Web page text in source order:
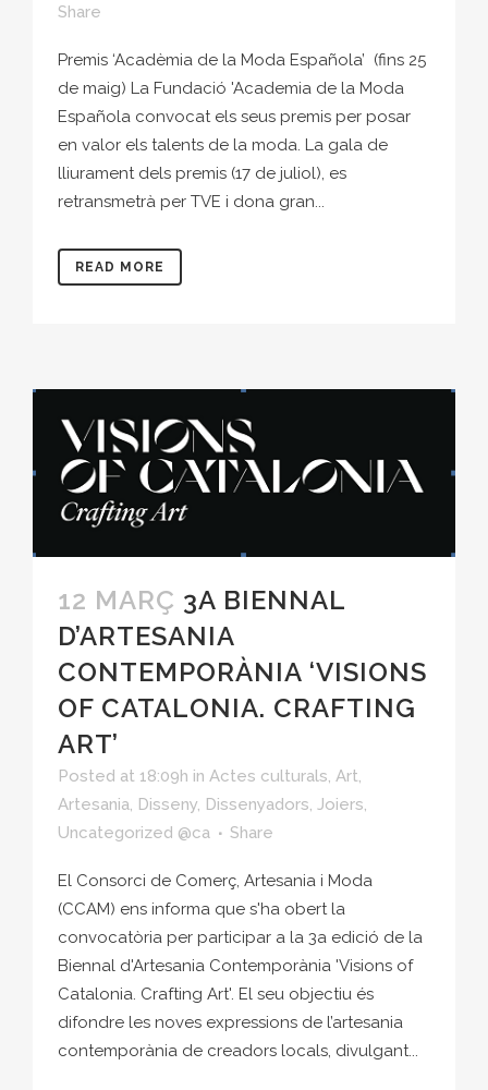
Share
Premis ‘Acadèmia de la Moda Española’ (fins 25
de maig) La Fundació 'Academia de la Moda
Española convocat els seus premis per posar
en valor els talents de la moda. La gala de
lliurament dels premis (17 de juliol), es
retransmetrà per TVE i dona gran...
READ MORE
12 MARÇ 3A BIENNAL
D’ARTESANIA
CONTEMPORÀNIA ‘VISIONS
OF CATALONIA. CRAFTING
ART’
Posted at 18:09h in Actes culturals, Art,
Artesania, Disseny, Dissenyadors, Joiers,
Uncategorized @ca
Share
El Consorci de Comerç, Artesania i Moda
(CCAM) ens informa que s'ha obert la
convocatòria per participar a la 3a edició de la
Biennal d'Artesania Contemporània 'Visions of
Catalonia. Crafting Art'. El seu objectiu és
difondre les noves expressions de l’artesania
contemporània de creadors locals, divulgant...